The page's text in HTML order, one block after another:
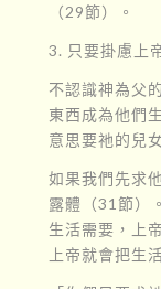
（29節）。
3. 只要掛慮上
不認識神為父
東西成為他們
意思要祂的兒
如果我們先求
露體（31節）
生活需要，上
上帝就會把生